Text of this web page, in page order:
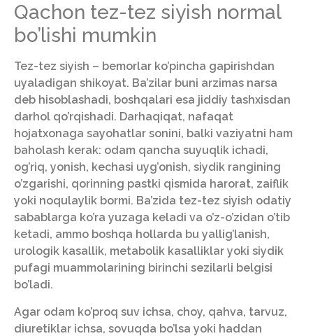
Qachon tez-tez siyish normal
bo’lishi mumkin
Tez-tez siyish – bemorlar ko’pincha gapirishdan
uyaladigan shikoyat. Ba’zilar buni arzimas narsa
deb hisoblashadi, boshqalari esa jiddiy tashxisdan
darhol qo’rqishadi. Darhaqiqat, nafaqat
hojatxonaga sayohatlar sonini, balki vaziyatni ham
baholash kerak: odam qancha suyuqlik ichadi,
og’riq, yonish, kechasi uyg’onish, siydik rangining
o’zgarishi, qorinning pastki qismida harorat, zaiflik
yoki noqulaylik bormi. Ba’zida tez-tez siyish odatiy
sabablarga ko’ra yuzaga keladi va o’z-o’zidan o’tib
ketadi, ammo boshqa hollarda bu yallig’lanish,
urologik kasallik, metabolik kasalliklar yoki siydik
pufagi muammolarining birinchi sezilarli belgisi
bo’ladi.
Agar odam ko’proq suv ichsa, choy, qahva, tarvuz,
diuretiklar ichsa, sovuqda bo’lsa yoki haddan